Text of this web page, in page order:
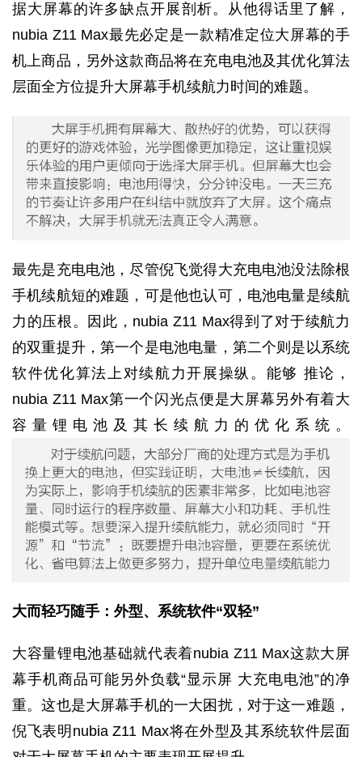
据大屏幕的许多缺点开展剖析。从他得话里了解，
nubia Z11 Max最先必定是一款精准定位大屏幕的手
机上商品，另外这款商品将在充电电池及其优化算法
层面全方位提升大屏幕手机续航力时间的难题。
最先是充电电池，尽管倪飞觉得大充电电池没法除根
手机续航短的难题，可是他也认可，电池电量是续航
力的压根。因此，nubia Z11 Max得到了对于续航力
的双重提升，第一个是电池电量，第二个则是以系统
软件优化算法上对续航力开展操纵。能够 推论，
nubia Z11 Max第一个闪光点便是大屏幕另外有着大
容量锂电池及其长续航力的优化系统。
大而轻巧随手：外型、系统软件“双轻”
大容量锂电池基础就代表着nubia Z11 Max这款大屏
幕手机商品可能另外负载“显示屏 大充电电池”的净
重。这也是大屏幕手机的一大困扰，对于这一难题，
倪飞表明nubia Z11 Max将在外型及其系统软件层面